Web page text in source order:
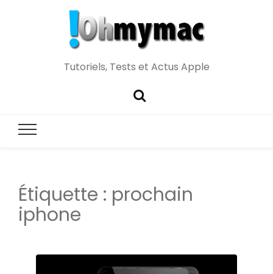
Tutoriels, Tests et Actus Apple
Étiquette : prochain
iphone